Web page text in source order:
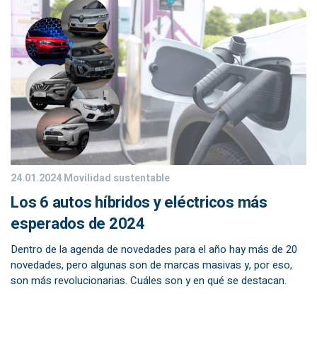
24.01.2024Movilidad sustentable
Los 6 autos híbridos y eléctricos más
esperados de 2024
Dentro de la agenda de novedades para el año hay más de 20
novedades, pero algunas son de marcas masivas y, por eso,
son más revolucionarias. Cuáles son y en qué se destacan.